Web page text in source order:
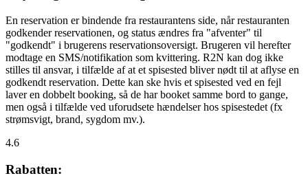
En reservation er bindende fra restaurantens side, når restauranten
godkender reservationen, og status ændres fra "afventer" til
"godkendt" i brugerens reservationsoversigt. Brugeren vil herefter
modtage en SMS/notifikation som kvittering. R2N kan dog ikke
stilles til ansvar, i tilfælde af at et spisested bliver nødt til at aflyse en
godkendt reservation. Dette kan ske hvis et spisested ved en fejl
laver en dobbelt booking, så de har booket samme bord to gange,
men også i tilfælde ved uforudsete hændelser hos spisestedet (fx
strømsvigt, brand, sygdom mv.).
4.6
Rabatten: